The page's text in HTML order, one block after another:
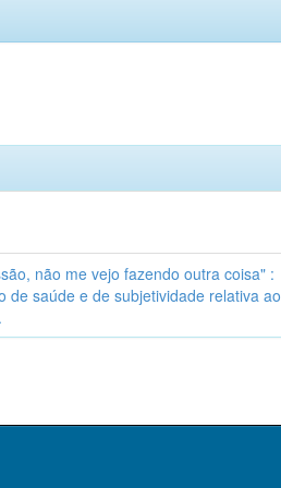
não me vejo fazendo outra coisa" :
de saúde e de subjetividade relativa ao